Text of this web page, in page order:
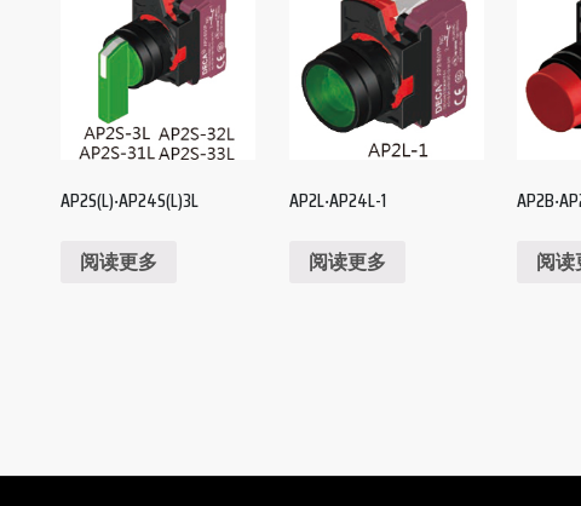
AP2S(L)‧AP24S(L)3L
阅读更多
AP2L‧AP24L-1
阅读更多 阅读